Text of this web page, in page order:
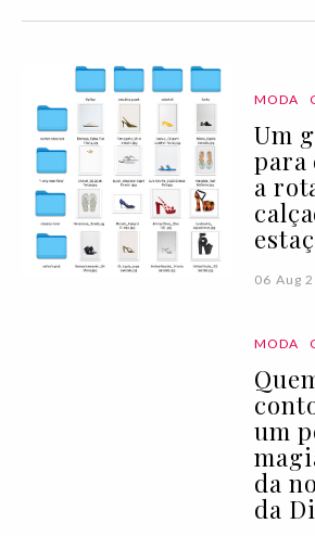
MODA
Um
a
06 Aug
MODA
um
da
da